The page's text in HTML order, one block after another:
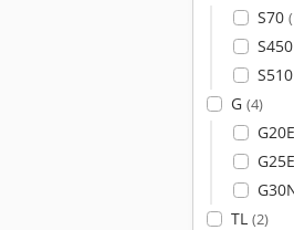
S70
S450
S510
G (4)
TL (2)